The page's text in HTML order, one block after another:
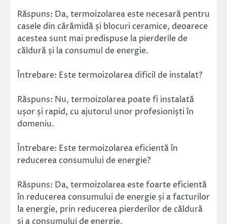
Răspuns: Da, termoizolarea este necesară pentru
casele din cărămidă și blocuri ceramice, deoarece
acestea sunt mai predispuse la pierderile de
căldură și la consumul de energie.
Întrebare: Este termoizolarea dificil de instalat?
Răspuns: Nu, termoizolarea poate fi instalată
ușor și rapid, cu ajutorul unor profesioniști în
domeniu.
Întrebare: Este termoizolarea eficientă în
reducerea consumului de energie?
Răspuns: Da, termoizolarea este foarte eficientă
în reducerea consumului de energie și a facturilor
la energie, prin reducerea pierderilor de căldură
și a consumului de energie.